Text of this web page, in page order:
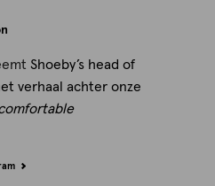
Shoeby’s head of
verhaal achter onze